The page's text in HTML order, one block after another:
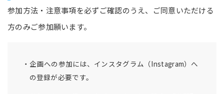
参加方法・注意事項を必ずご確認のうえ、ご同意いただける
方のみご参加願います。
企画への参加には、インスタグラム（Instagram）へ
の登録が必要です。